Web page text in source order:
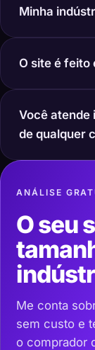
Minha
O site é feito
Você atende
de qualquer
ANÁLISE
O seu
Me conta
sem custo e
o comprador